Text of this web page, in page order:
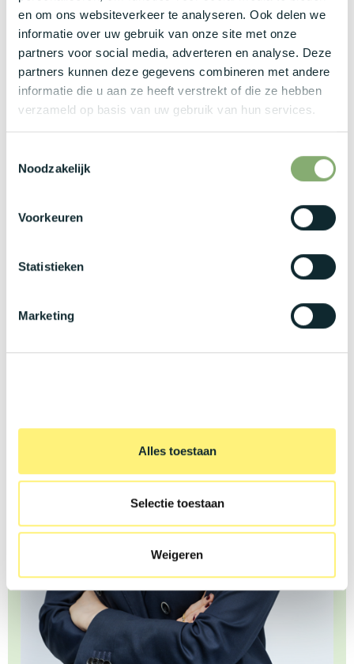
en om ons websiteverkeer te analyseren. Ook delen we
informatie over uw gebruik van onze site met onze
partners voor social media, adverteren en analyse. Deze
partners kunnen deze gegevens combineren met andere
informatie die u aan ze heeft verstrekt of die ze hebben
verzameld op basis van uw gebruik van hun services.
Noodzakelijk
Voorkeuren
Statistieken
Marketing
Alles toestaan
Selectie toestaan
Weigeren
Unieke projecten in binnen- en buitenland met nauwe
samenwerking met collega's.
Opleidings- en groeimogelijkheden.
Extralegale voordelen zoals bedrijfswagen,
onkostenvergoeding, verzekeringen, smartphone en
abonnement, maaltijdcheques, pensioenbijdrage en
cafetariaplan.
Bekijk zeker ook onze website voor meer vacatures in IT: